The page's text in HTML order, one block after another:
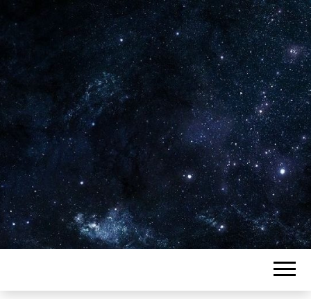
Plus de 2800 critiques de films